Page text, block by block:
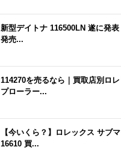
新型デイトナ 116500LN 遂に発
発売...
114270を売るなら｜買取店別ロ
プローラー...
【今いくら？】ロレックス サブ
16610 買...